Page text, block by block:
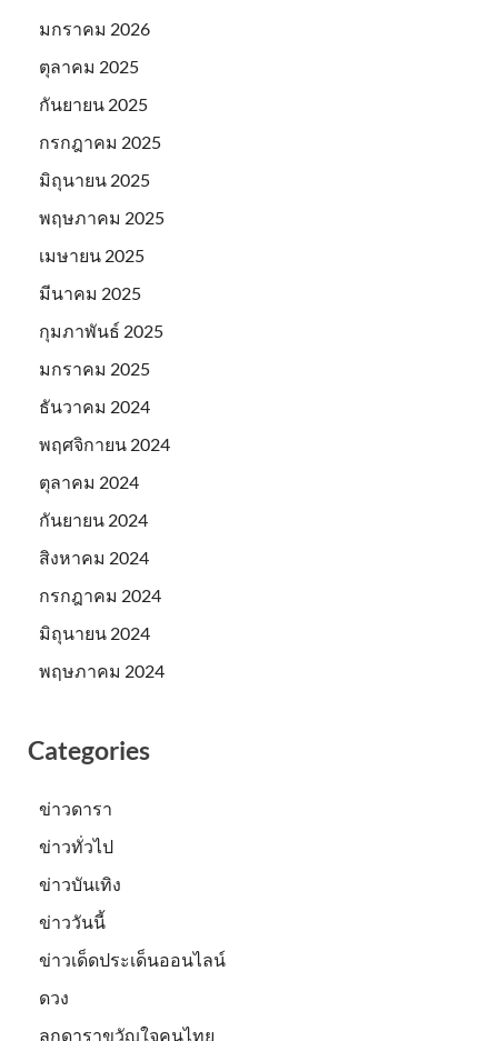
มกราคม 2026
ตุลาคม 2025
กันยายน 2025
กรกฎาคม 2025
มิถุนายน 2025
พฤษภาคม 2025
เมษายน 2025
มีนาคม 2025
กุมภาพันธ์ 2025
มกราคม 2025
ธันวาคม 2024
พฤศจิกายน 2024
ตุลาคม 2024
กันยายน 2024
สิงหาคม 2024
กรกฎาคม 2024
มิถุนายน 2024
พฤษภาคม 2024
Categories
ข่าวดารา
ข่าวทั่วไป
ข่าวบันเทิง
ข่าววันนี้
ข่าวเด็ดประเด็นออนไลน์
ดวง
ลูกดาราขวัญใจคนไทย